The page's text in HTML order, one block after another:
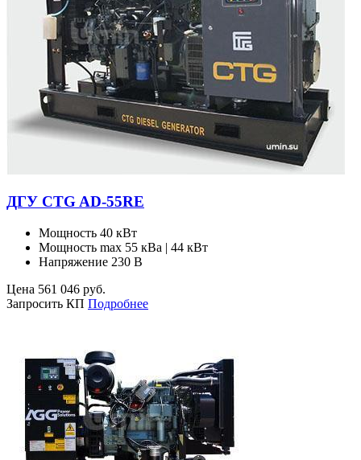
ДГУ CTG AD-55RE
Мощность 40 кВт
Мощность max 55 кВа | 44 кВт
Напряжение 230 В
Цена 561 046 руб.
Запросить КП Подробнее